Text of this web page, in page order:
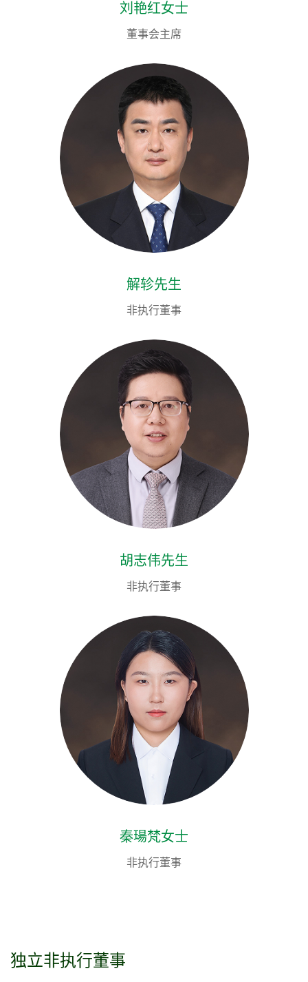
刘艳红女士
董事会主席
解轸先生
非执行董事
胡志伟先生
非执行董事
秦瑒梵女士
非执行董事
独立非执行董事